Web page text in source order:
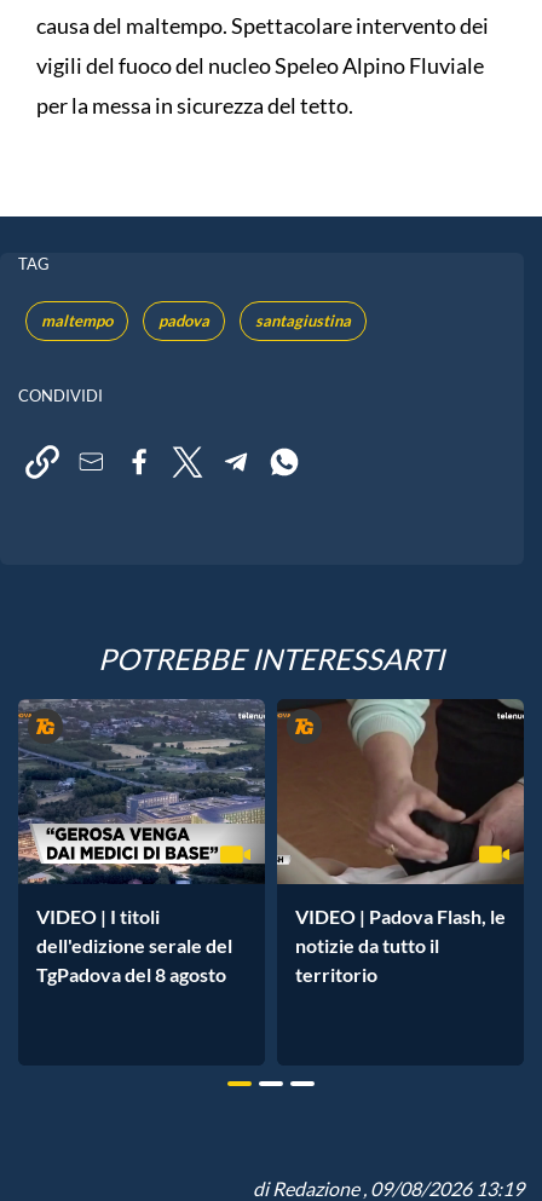
causa del maltempo. Spettacolare intervento dei
vigili del fuoco del nucleo Speleo Alpino Fluviale
per la messa in sicurezza del tetto.
TAG
maltempo padova santagiustina
CONDIVIDI
POTREBBE INTERESSARTI
VIDEO | I titoli
dell'edizione serale del
TgPadova del 8 agosto
VIDEO | Padova Flash, le
notizie da tutto il
territorio
diRedazione, 09/08/2026 13:19